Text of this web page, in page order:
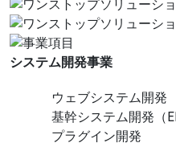
システム開発事業
ウェブシステム開発
基幹システム開発（
プラグイン開発